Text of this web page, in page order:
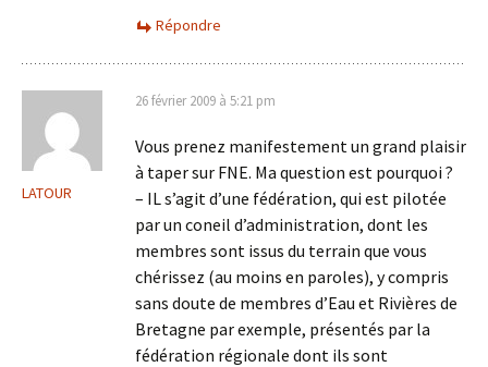
Répondre
LATOUR
26 février 2009 à 5:21 pm
Vous prenez manifestement un grand plaisir
à taper sur FNE. Ma question est pourquoi ?
– IL s’agit d’une fédération, qui est pilotée
par un coneil d’administration, dont les
membres sont issus du terrain que vous
chérissez (au moins en paroles), y compris
sans doute de membres d’Eau et Rivières de
Bretagne par exemple, présentés par la
fédération régionale dont ils sont